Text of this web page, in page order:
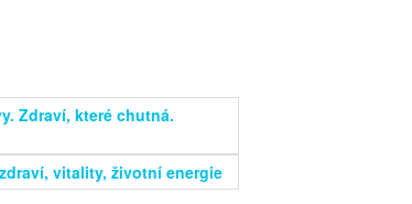
Zdraví, které chutná.
vitality, životní energie